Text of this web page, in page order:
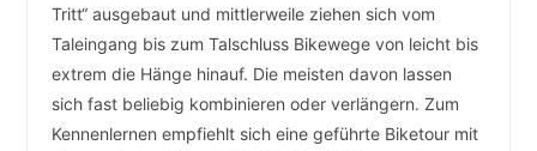
Tritt“ ausgebaut und mittlerweile ziehen sich vom
Taleingang bis zum Talschluss Bikewege von leicht bis
extrem die Hänge hinauf. Die meisten davon lassen
sich fast beliebig kombinieren oder verlängern. Zum
Kennenlernen empfiehlt sich eine geführte Biketour mit